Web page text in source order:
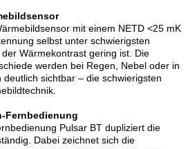
mit einem NETD <25 mK
selbst unter schwierigsten
Wärmekontrast gering ist. Die
werden bei Regen, Nebel oder in
sichtbar – die schwierigsten
Fernbedienung
Pulsar BT dupliziert die
Dabei zeichnet sich die